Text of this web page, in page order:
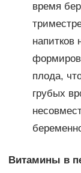
время
напитков
плода,
грубых
Витамины в